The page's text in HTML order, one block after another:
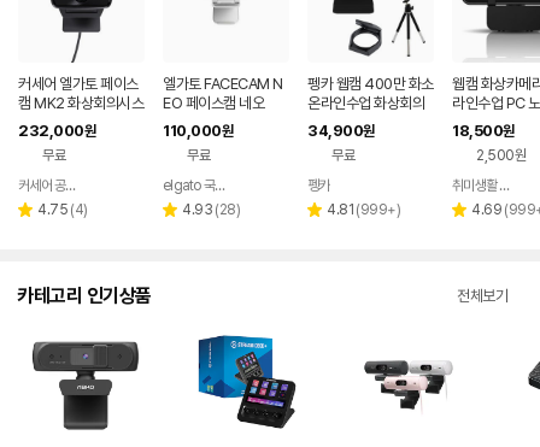
커세어 엘가토 페이스
캠 MK2 화상회의시스
템 방송용 노트북 웹캠
pc카메라
232,000원
무료
커세어 공식 브랜드 스토어
별 4.75 리
(4)
엘가토 FACECAM N
EO 페이스캠 네오
110,000원
무료
페이
elgato 국내 총판
별 4.93 리
(28)
펭카 웹캠 400만 화소
온라인수업 화상회의
캠 컴퓨터카메라 노트
북캠 PC캠 화상캠 PC
WEB400
34,900원
무료
페이
펭카
별 4.81 리
(999+)
웹캠 화상카메
라인수업 PC
컴퓨터 화상
0P
18,500원
2,500원
취미생활 캠핑 차박 게임
별 4.69 리
(
카테고리 인기상품 전체보기